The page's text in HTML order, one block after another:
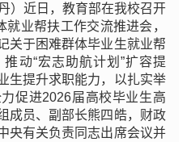
）近日，教育部在我校召开
就业帮扶工作交流推进会，
关于困难群体毕业生就业帮
动“宏志助航计划”扩容提
生提升求职能力，以扎实举
促进2026届高校毕业生高
成员、副部长熊四皓，财政
央有关负责同志出席会议并